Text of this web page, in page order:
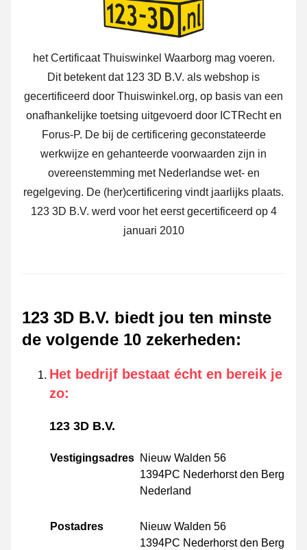
het Certificaat Thuiswinkel Waarborg mag voeren.
Dit betekent dat 123 3D B.V. als webshop is
gecertificeerd door Thuiswinkel.org, op basis van een
onafhankelijke toetsing uitgevoerd door ICTRecht en
Forus-P. De bij de certificering geconstateerde
werkwijze en gehanteerde voorwaarden zijn in
overeenstemming met Nederlandse wet- en
regelgeving. De (her)certificering vindt jaarlijks plaats.
123 3D B.V. werd voor het eerst gecertificeerd op 4
januari 2010
123 3D B.V. biedt jou ten minste
de volgende 10 zekerheden:
Het bedrijf bestaat écht en bereik je
zo:
123 3D B.V.
Vestigingsadres Nieuw Walden 56
1394PC Nederhorst den Berg
Nederland
Postadres
Nieuw Walden 56
1394PC Nederhorst den Berg